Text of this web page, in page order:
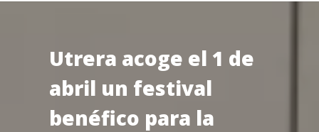
Utrera acoge el 1 de
abril un festival
benéfico para la